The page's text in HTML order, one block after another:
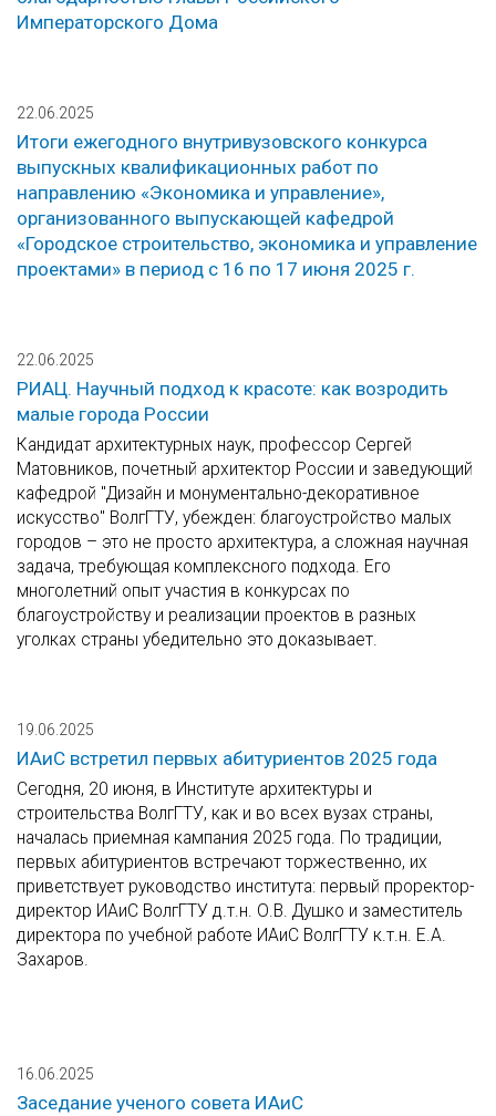
Императорского Дома
22.06.2025
Итоги ежегодного внутривузовского конкурса
выпускных квалификационных работ по
направлению «Экономика и управление»,
организованного выпускающей кафедрой
«Городское строительство, экономика и управление
проектами» в период с 16 по 17 июня 2025 г.
22.06.2025
РИАЦ. Научный подход к красоте: как возродить
малые города России
Кандидат архитектурных наук, профессор Сергей
Матовников, почетный архитектор России и заведующий
кафедрой "Дизайн и монументально-декоративное
искусство" ВолгГТУ, убежден: благоустройство малых
городов – это не просто архитектура, а сложная научная
задача, требующая комплексного подхода. Его
многолетний опыт участия в конкурсах по
благоустройству и реализации проектов в разных
уголках страны убедительно это доказывает.
19.06.2025
ИАиС встретил первых абитуриентов 2025 года
Сегодня, 20 июня, в Институте архитектуры и
строительства ВолгГТУ, как и во всех вузах страны,
началась приемная кампания 2025 года. По традиции,
первых абитуриентов встречают торжественно, их
приветствует руководство института: первый проректор-
директор ИАиС ВолгГТУ д.т.н. О.В. Душко и заместитель
директора по учебной работе ИАиС ВолгГТУ к.т.н. Е.А.
Захаров.
16.06.2025
Заседание ученого совета ИАиС